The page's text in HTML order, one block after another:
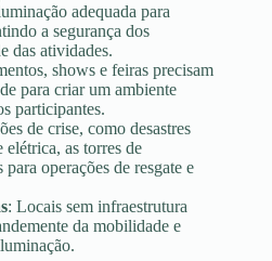
adequada para
a segurança dos
das atividades.
shows e feiras precisam
para criar um ambiente
participantes.
de crise, como desastres
elétrica, as torres de
operações de resgate e
: Locais sem infraestrutura
da mobilidade e